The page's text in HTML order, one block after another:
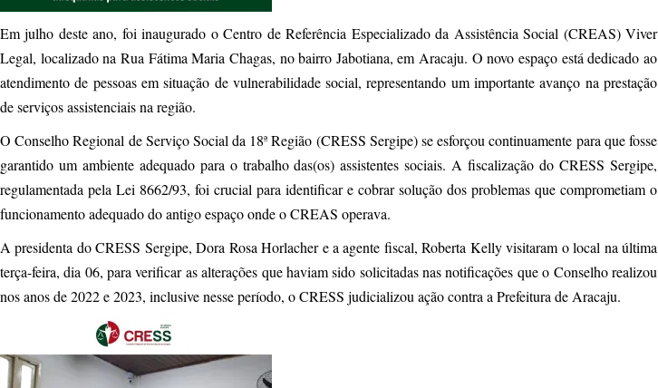
Em julho deste ano, foi inaugurado o Centro de Referência Especializado da Assistência Social (CREAS) Viver
Legal, localizado na Rua Fátima Maria Chagas, no bairro Jabotiana, em Aracaju. O novo espaço está dedicado ao
atendimento de pessoas em situação de vulnerabilidade social, representando um importante avanço na prestação
de serviços assistenciais na região.
O Conselho Regional de Serviço Social da 18ª Região (CRESS Sergipe) se esforçou continuamente para que fosse
garantido um ambiente adequado para o trabalho das(os) assistentes sociais. A fiscalização do CRESS Sergipe,
regulamentada pela Lei 8662/93, foi crucial para identificar e cobrar solução dos problemas que comprometiam o
funcionamento adequado do antigo espaço onde o CREAS operava.
A presidenta do CRESS Sergipe, Dora Rosa Horlacher e a agente fiscal, Roberta Kelly visitaram o local na última
terça-feira, dia 06, para verificar as alterações que haviam sido solicitadas nas notificações que o Conselho realizou
nos anos de 2022 e 2023, inclusive nesse período, o CRESS judicializou ação contra a Prefeitura de Aracaju.